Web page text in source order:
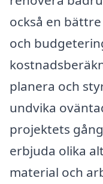
också en
och
planera och
undvika
projektets
erbjuda olika
material och